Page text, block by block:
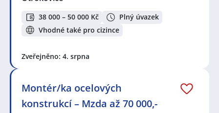
38 000 – 50 000 Kč
Plný úvazek
Vhodné také pro cizince
Zveřejněno: 4. srpna
Montér/ka ocelových
konstrukcí – Mzda až 70 000,-